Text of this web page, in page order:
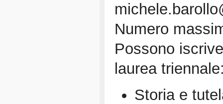
Numero
Possono
laurea
Storia e